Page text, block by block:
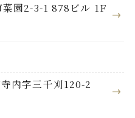
園2-3-1 878ビル 1F
内字三千刈120-2